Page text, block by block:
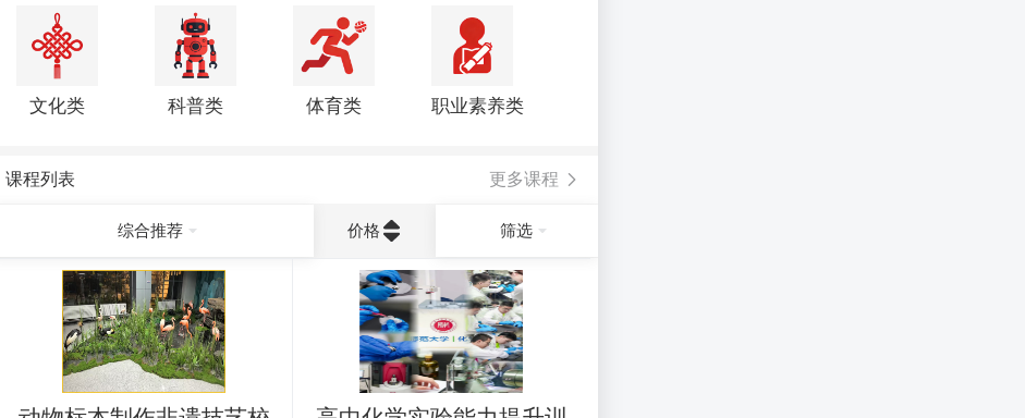
文化类 科普类 体育类 职业素养类
课程列表 更多课程
综合推荐 价格 筛选